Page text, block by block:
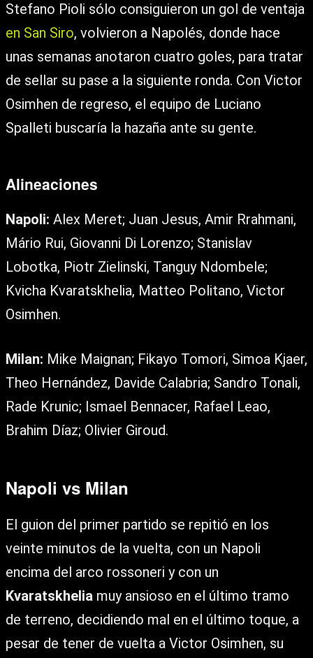
Stefano Pioli sólo consiguieron un gol de ventaja
en San Siro, volvieron a Napolés, donde hace
unas semanas anotaron cuatro goles, para tratar
de sellar su pase a la siguiente ronda. Con Victor
Osimhen de regreso, el equipo de Luciano
Spalleti buscaría la hazaña ante su gente.
Alineaciones
Napoli: Alex Meret; Juan Jesus, Amir Rrahmani,
Mário Rui, Giovanni Di Lorenzo; Stanislav
Lobotka, Piotr Zielinski, Tanguy Ndombele;
Kvicha Kvaratskhelia, Matteo Politano, Victor
Osimhen.
Milan: Mike Maignan; Fikayo Tomori, Simoa Kjaer,
Theo Hernández, Davide Calabria; Sandro Tonali,
Rade Krunic; Ismael Bennacer, Rafael Leao,
Brahim Díaz; Olivier Giroud.
Napoli vs Milan
El guion del primer partido se repitió en los
veinte minutos de la vuelta, con un Napoli
encima del arco rossoneri y con un
Kvaratskhelia muy ansioso en el último tramo
de terreno, decidiendo mal en el último toque, a
pesar de tener de vuelta a Victor Osimhen, su